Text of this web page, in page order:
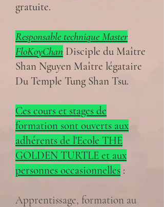
gratuite.
Responsable technique Master
FloKoyChan Disciple du Maître
Shan Nguyen Maître légataire
Du Temple Tung Shan Tsu.
Ces cours et stages de
formation sont ouverts aux
adhérents de l'Ecole THE
GOLDEN TURTLE et aux
personnes occasionnelles :
Apprentissage, formation au